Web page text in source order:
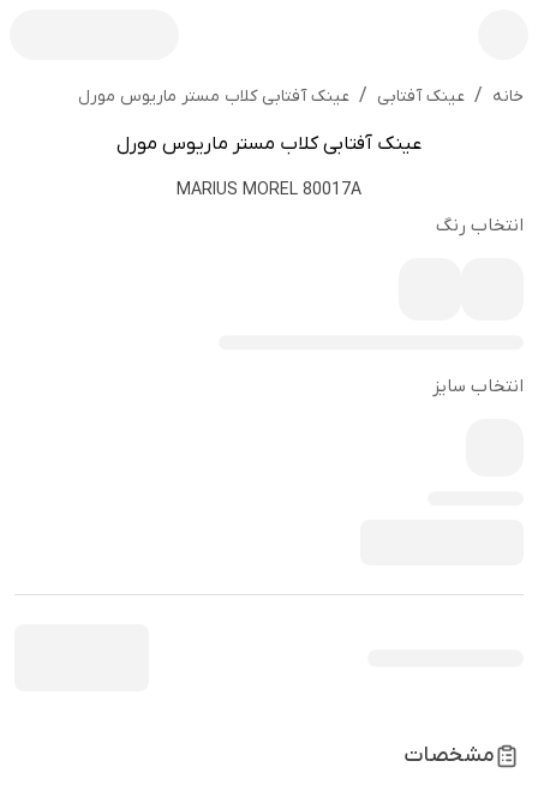
خانه / عینک آفتابی / عینک آفتابی کلاب مستر ماریوس مورل
عینک آفتابی کلاب مستر ماریوس مورل
MARIUS MOREL 80017A
انتخاب رنگ
انتخاب سایز
مشخصات